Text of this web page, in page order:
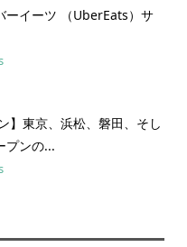
ーイーツ （UberEats）サ
】東京、浜松、磐田、そし
プンの...